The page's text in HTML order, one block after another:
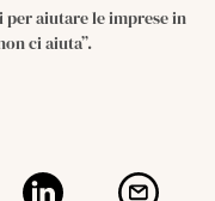
per aiutare le imprese in
ci aiuta”.